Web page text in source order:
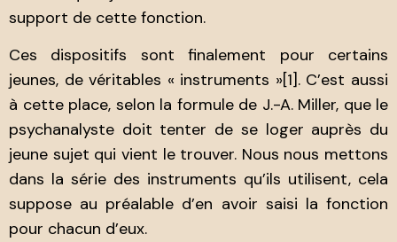
support de cette fonction.
Ces dispositifs sont finalement pour certains
jeunes, de véritables « instruments »[1]. C’est aussi
à cette place, selon la formule de J.-A. Miller, que le
psychanalyste doit tenter de se loger auprès du
jeune sujet qui vient le trouver. Nous nous mettons
dans la série des instruments qu’ils utilisent, cela
suppose au préalable d’en avoir saisi la fonction
pour chacun d’eux.